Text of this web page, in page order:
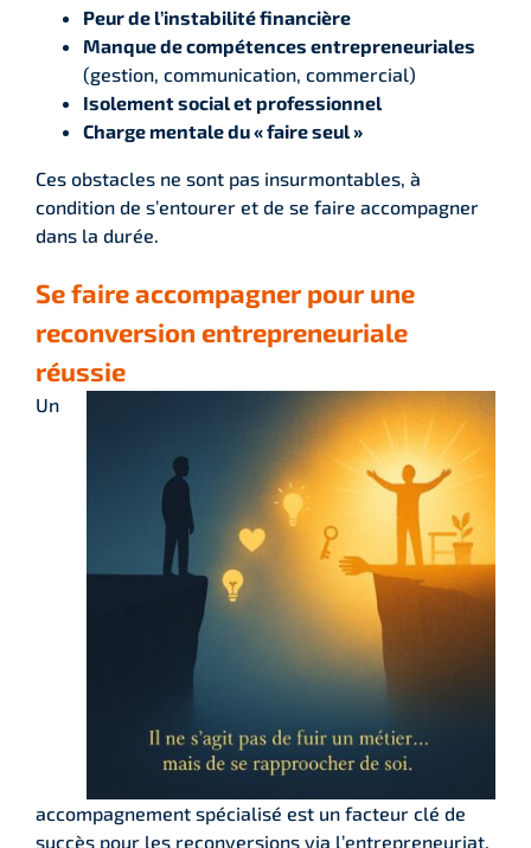
Peur de l’instabilité financière
Manque de compétences entrepreneuriales
(gestion, communication, commercial)
Isolement social et professionnel
Charge mentale du « faire seul »
Ces obstacles ne sont pas insurmontables, à
condition de s’entourer et de se faire accompagner
dans la durée.
Se faire accompagner pour une
reconversion entrepreneuriale
réussie
Un
accompagnement spécialisé est un facteur clé de
succès pour les reconversions via l’entrepreneuriat.